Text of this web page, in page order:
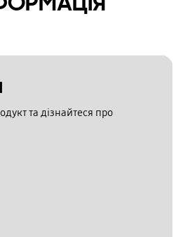
та дізнайтеся про